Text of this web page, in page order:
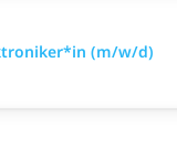
(m/w/d)